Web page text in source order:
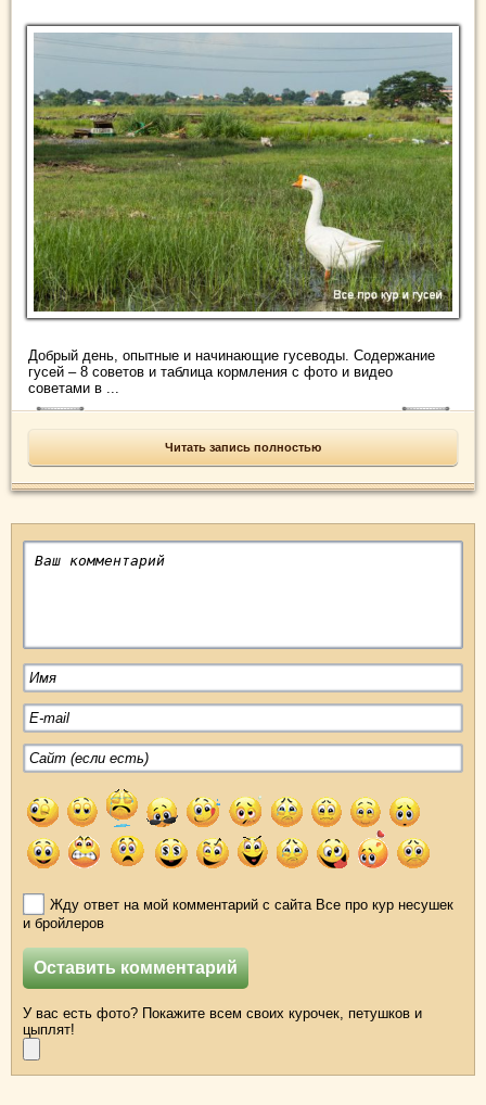
Добрый день, опытные и начинающие гусеводы. Содержание
гусей – 8 советов и таблица кормления с фото и видео
советами в ...
Читать запись полностью
Жду ответ на мой комментарий с сайта Все про кур несушек
и бройлеров
У вас есть фото? Покажите всем своих курочек, петушков и
цыплят!